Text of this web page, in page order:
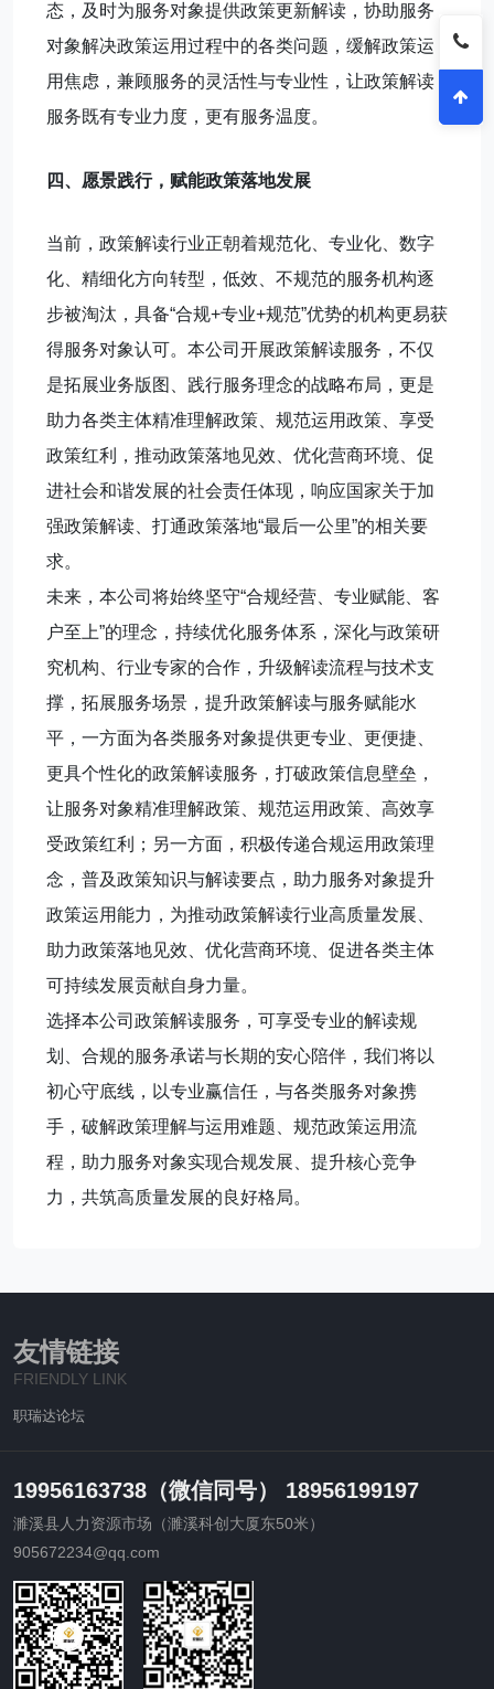
态，及时为服务对象提供政策更新解读，协助服务
对象解决政策运用过程中的各类问题，缓解政策运
用焦虑，兼顾服务的灵活性与专业性，让政策解读
服务既有专业力度，更有服务温度。
四、愿景践行，赋能政策落地发展
当前，政策解读行业正朝着规范化、专业化、数字
化、精细化方向转型，低效、不规范的服务机构逐
步被淘汰，具备“合规+专业+规范”优势的机构更易获
得服务对象认可。本公司开展政策解读服务，不仅
是拓展业务版图、践行服务理念的战略布局，更是
助力各类主体精准理解政策、规范运用政策、享受
政策红利，推动政策落地见效、优化营商环境、促
进社会和谐发展的社会责任体现，响应国家关于加
强政策解读、打通政策落地“最后一公里”的相关要
求。
未来，本公司将始终坚守“合规经营、专业赋能、客
户至上”的理念，持续优化服务体系，深化与政策研
究机构、行业专家的合作，升级解读流程与技术支
撑，拓展服务场景，提升政策解读与服务赋能水
平，一方面为各类服务对象提供更专业、更便捷、
更具个性化的政策解读服务，打破政策信息壁垒，
让服务对象精准理解政策、规范运用政策、高效享
受政策红利；另一方面，积极传递合规运用政策理
念，普及政策知识与解读要点，助力服务对象提升
政策运用能力，为推动政策解读行业高质量发展、
助力政策落地见效、优化营商环境、促进各类主体
可持续发展贡献自身力量。
选择本公司政策解读服务，可享受专业的解读规
划、合规的服务承诺与长期的安心陪伴，我们将以
初心守底线，以专业赢信任，与各类服务对象携
手，破解政策理解与运用难题、规范政策运用流
程，助力服务对象实现合规发展、提升核心竞争
力，共筑高质量发展的良好格局。
友情链接
FRIENDLY LINK
职瑞达论坛
19956163738（微信同号） 18956199197
濉溪县人力资源市场（濉溪科创大厦东50米）
905672234@qq.com